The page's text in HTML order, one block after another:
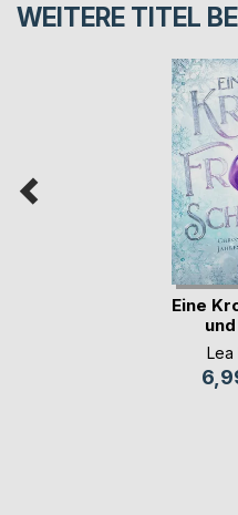
WEITERE TITEL BEI
Eine
Lea